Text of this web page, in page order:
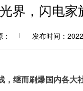
界，闪电家
发布时间：
继而刷爆国内各